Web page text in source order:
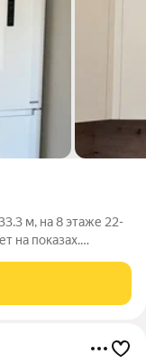
м, на 8 этаже 22-
на показах.
можно с